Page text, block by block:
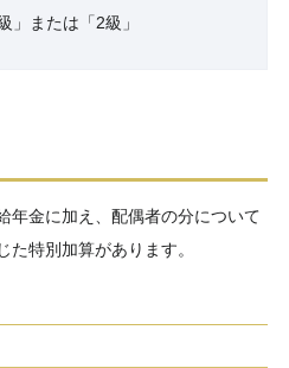
」または「2級」
年金に加え、配偶者の分について
た特別加算があります。